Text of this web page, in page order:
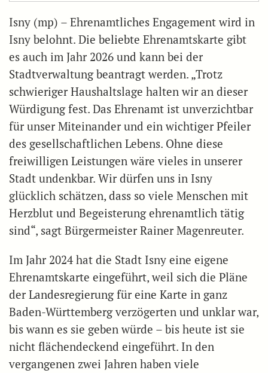
Isny (mp) – Ehrenamtliches Engagement wird in
Isny belohnt. Die beliebte Ehrenamtskarte gibt
es auch im Jahr 2026 und kann bei der
Stadtverwaltung beantragt werden. „Trotz
schwieriger Haushaltslage halten wir an dieser
Würdigung fest. Das Ehrenamt ist unverzichtbar
für unser Miteinander und ein wichtiger Pfeiler
des gesellschaftlichen Lebens. Ohne diese
freiwilligen Leistungen wäre vieles in unserer
Stadt undenkbar. Wir dürfen uns in Isny
glücklich schätzen, dass so viele Menschen mit
Herzblut und Begeisterung ehrenamtlich tätig
sind“, sagt Bürgermeister Rainer Magenreuter.
Im Jahr 2024 hat die Stadt Isny eine eigene
Ehrenamtskarte eingeführt, weil sich die Pläne
der Landesregierung für eine Karte in ganz
Baden-Württemberg verzögerten und unklar war,
bis wann es sie geben würde – bis heute ist sie
nicht flächendeckend eingeführt. In den
vergangenen zwei Jahren haben viele